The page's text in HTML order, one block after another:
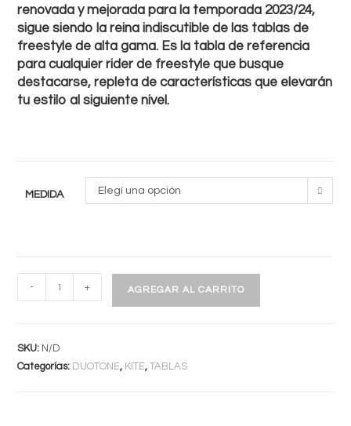
renovada y mejorada para la temporada 2023/24,
sigue siendo la reina indiscutible de las tablas de
freestyle de alta gama. Es la tabla de referencia
para cualquier rider de freestyle que busque
destacarse, repleta de características que elevarán
tu estilo al siguiente nivel.
MEDIDA Elegí una opción
SLS
- + AGREGAR AL CARRITO
SKU: N/D
Categorías: DUOTONE, KITE,TABLAS